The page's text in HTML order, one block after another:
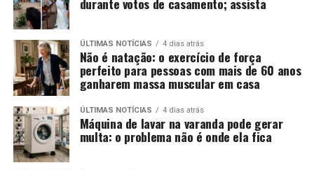
ÚLTIMAS NOTÍCIAS 4 dias atrás
Não é natação: o exercício de força
perfeito para pessoas com mais de 60 anos
ganharem massa muscular em casa
ÚLTIMAS NOTÍCIAS 4 dias atrás
Máquina de lavar na varanda pode gerar
multa: o problema não é onde ela fica